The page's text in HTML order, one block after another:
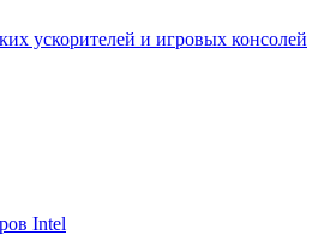
ускорителей и игровых консолей
Intel